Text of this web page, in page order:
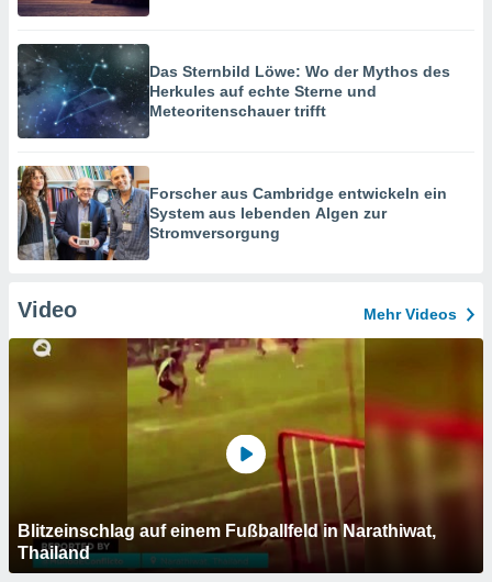
Das Sternbild Löwe: Wo der Mythos des
Herkules auf echte Sterne und
Meteoritenschauer trifft
Forscher aus Cambridge entwickeln ein
System aus lebenden Algen zur
Stromversorgung
Video Mehr Videos
Blitzeinschlag auf einem Fußballfeld in Narathiwat,
Thailand